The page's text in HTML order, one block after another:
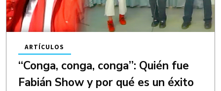
“Conga, conga, conga”: Quién fue
Fabián Show y por qué es un éxito
ARTÍCULOS